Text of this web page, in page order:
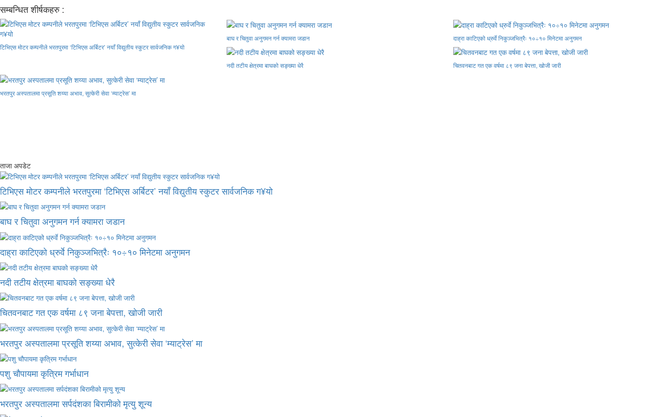
सम्बन्धित शीर्षकहरु :
टिभिएस मोटर कम्पनीले भरतपुरमा ‘टिभिएस अर्बिटर’ नयाँ विद्युतीय स्कुटर सार्वजनिक ग¥यो
बाघ र चितुवा अनुगमन गर्न क्यामरा जडान दाह्रा काटिएको ध्रुर्वे निकुञ्जभित्रैः १०÷१० मिनेटमा अनुगमन
नदी तटीय क्षेत्रमा बाघको सङ्ख्या धेरै चितवनबाट गत एक वर्षमा ८९ जना बेपत्ता, खोजी जारी
भरतपुर अस्पतालमा प्रसूति शय्या अभाव, सुत्केरी सेवा ‘म्याट्रेस’ मा
ताजा अपडेट
टिभिएस मोटर कम्पनीले भरतपुरमा ‘टिभिएस अर्बिटर’ नयाँ विद्युतीय स्कुटर सार्वजनिक ग¥यो
बाघ र चितुवा अनुगमन गर्न क्यामरा जडान
दाह्रा काटिएको ध्रुर्वे निकुञ्जभित्रैः १०÷१० मिनेटमा अनुगमन
नदी तटीय क्षेत्रमा बाघको सङ्ख्या धेरै
चितवनबाट गत एक वर्षमा ८९ जना बेपत्ता, खोजी जारी
भरतपुर अस्पतालमा प्रसूति शय्या अभाव, सुत्केरी सेवा ‘म्याट्रेस’ मा
पशु चौपायमा कृत्रिम गर्भाधान
भरतपुर अस्पतालमा सर्पदंशका बिरामीको मृत्यु शून्य